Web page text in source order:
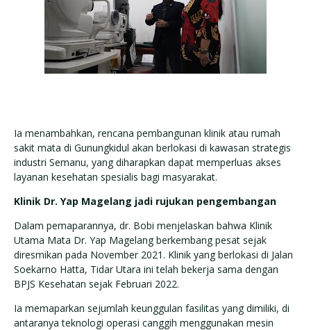
Ia menambahkan, rencana pembangunan klinik atau rumah
sakit mata di Gunungkidul akan berlokasi di kawasan strategis
industri Semanu, yang diharapkan dapat memperluas akses
layanan kesehatan spesialis bagi masyarakat.
Klinik Dr. Yap Magelang jadi rujukan pengembangan
Dalam pemaparannya, dr. Bobi menjelaskan bahwa Klinik
Utama Mata Dr. Yap Magelang berkembang pesat sejak
diresmikan pada November 2021. Klinik yang berlokasi di Jalan
Soekarno Hatta, Tidar Utara ini telah bekerja sama dengan
BPJS Kesehatan sejak Februari 2022.
Ia memaparkan sejumlah keunggulan fasilitas yang dimiliki, di
antaranya teknologi operasi canggih menggunakan mesin